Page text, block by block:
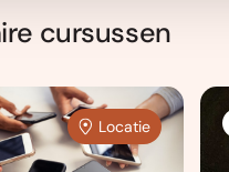
cursussen
Locatie